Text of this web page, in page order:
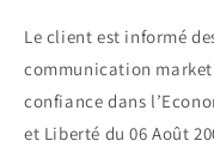
Le client est informé
communication
confiance dans
et Liberté du 06 Août